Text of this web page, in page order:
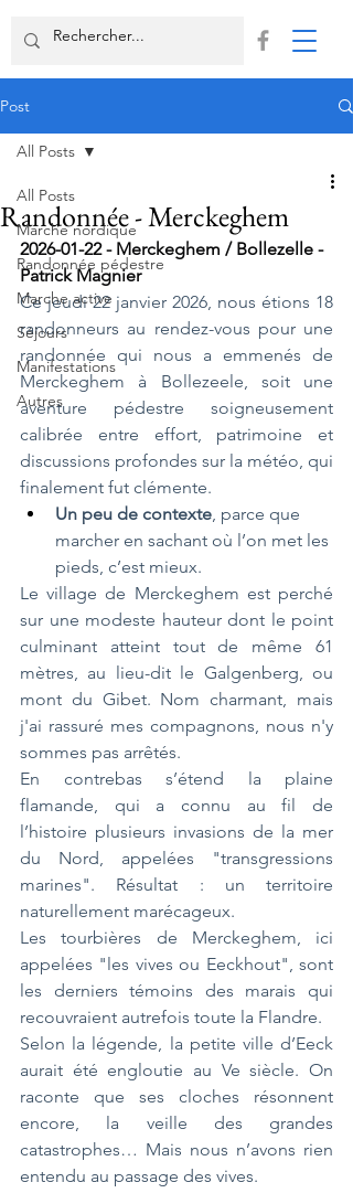
Post
All Posts
Marche nordique
Randonnée pédestre
Marche active
Séjours
Manifestations
Autres
All Posts
Randonnée - Merckeghem
2026-01-22 - Merckeghem / Bollezelle -
Patrick Magnier
Ce jeudi 22 janvier 2026, nous étions 18
randonneurs au rendez-vous pour une
randonnée qui nous a emmenés de
Merckeghem à Bollezeele, soit une
aventure pédestre soigneusement
calibrée entre effort, patrimoine et
discussions profondes sur la météo, qui
finalement fut clémente.
Un peu de contexte, parce que
marcher en sachant où l’on met les
pieds, c’est mieux.
Le village de Merckeghem est perché
sur une modeste hauteur dont le point
culminant atteint tout de même 61
mètres, au lieu-dit le Galgenberg, ou
mont du Gibet. Nom charmant, mais
j'ai rassuré mes compagnons, nous n'y
sommes pas arrêtés.
En contrebas s’étend la plaine
flamande, qui a connu au fil de
l’histoire plusieurs invasions de la mer
du Nord, appelées "transgressions
marines". Résultat : un territoire
naturellement marécageux.
Les tourbières de Merckeghem, ici
appelées "les vives ou Eeckhout", sont
les derniers témoins des marais qui
recouvraient autrefois toute la Flandre.
Selon la légende, la petite ville d’Eeck
aurait été engloutie au Ve siècle. On
raconte que ses cloches résonnent
encore, la veille des grandes
catastrophes… Mais nous n’avons rien
entendu au passage des vives.